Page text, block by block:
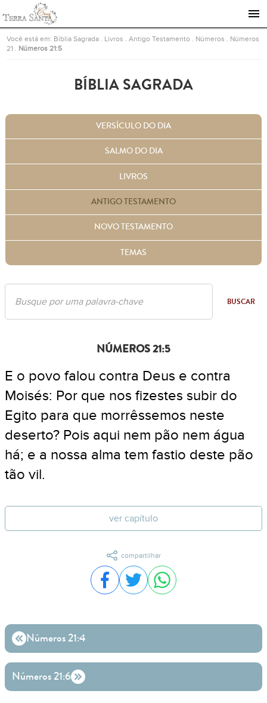
Ir para a página inicial
Você está em: Bíblia Sagrada Livros .Antigo Testamento Números
Números
21
Números 21:5
BÍBLIA SAGRADA
VERSÍCULO DO DIA
SALMO DO DIA
LIVROS
ANTIGO TESTAMENTO
NOVO TESTAMENTO
TEMAS
BUSCAR
NÚMEROS 21:5
E o povo falou contra Deus e contra
Moisés: Por que nos fizestes subir do
Egito para que morrêssemos neste
deserto? Pois aqui nem pão nem água
há; e a nossa alma tem fastio deste pão
tão vil.
ver capítulo
compartilhar
Compartilhar no Facebook
Compartilhar no Twitter
Compartilhar no
Números 21:4
Números 21:6